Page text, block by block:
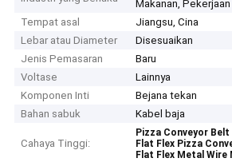
Makanan,
Tempat asal
Jiangsu, Cina
Lebar atau Diameter
Disesuaikan
Jenis Pemasaran
Baru
Voltase
Lainnya
Komponen Inti
Bejana tekan
Bahan sabuk
Kabel baja
Cahaya Tinggi:
Pizza Conveyor Belt
Flat Flex Pizza
Flat Flex Metal Wire